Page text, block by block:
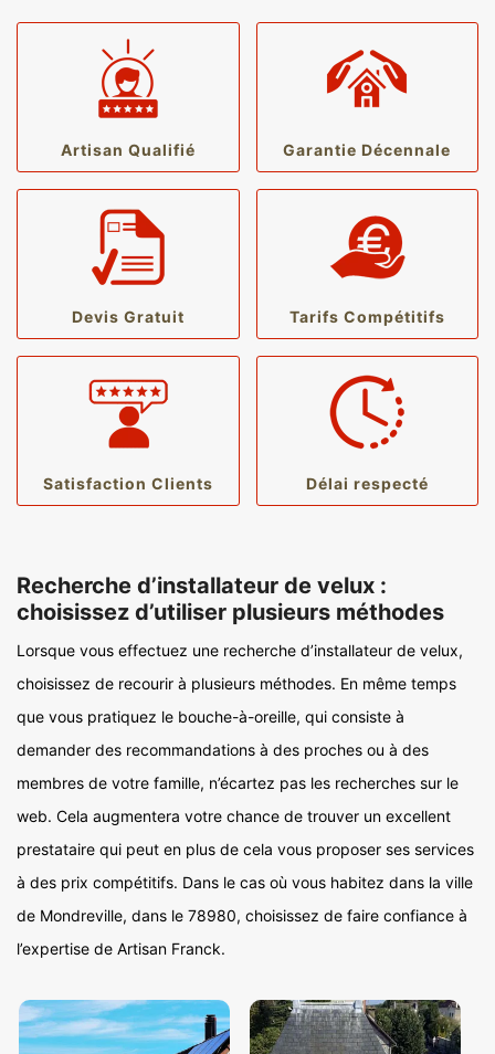
Artisan Qualifié Garantie Décennale
Devis Gratuit Tarifs Compétitifs
Satisfaction Clients Délai respecté
Recherche d’installateur de velux :
choisissez d’utiliser plusieurs méthodes
Lorsque vous effectuez une recherche d’installateur de velux,
choisissez de recourir à plusieurs méthodes. En même temps
que vous pratiquez le bouche-à-oreille, qui consiste à
demander des recommandations à des proches ou à des
membres de votre famille, n’écartez pas les recherches sur le
web. Cela augmentera votre chance de trouver un excellent
prestataire qui peut en plus de cela vous proposer ses services
à des prix compétitifs. Dans le cas où vous habitez dans la ville
de Mondreville, dans le 78980, choisissez de faire confiance à
l’expertise de Artisan Franck.